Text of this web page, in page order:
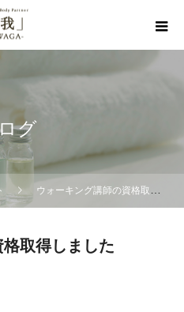
グ
ウォーキング講師の資格取得しました(*’▽’)★
取得しました